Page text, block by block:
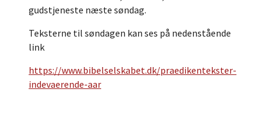
gudstjeneste næste søndag.
Teksterne til søndagen kan ses på nedenstående
link
https://www.bibelselskabet.dk/praedikentekster-
indevaerende-aar